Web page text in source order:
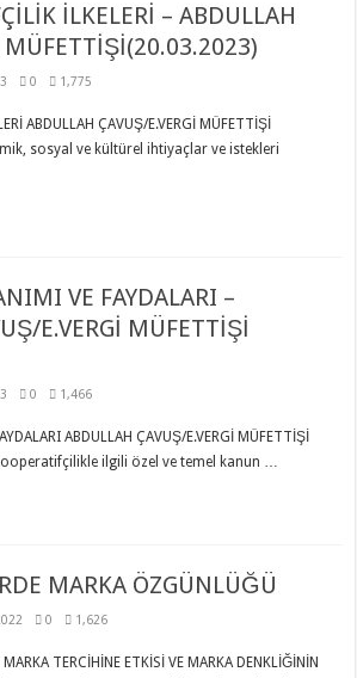
İLKELERİ – ABDULLAH
MÜFETTİŞİ(20.03.2023)
0 1,775
ABDULLAH ÇAVUŞ/E.VERGİ MÜFETTİŞİ
sosyal ve kültürel ihtiyaçlar ve istekleri
VE FAYDALARI –
E.VERGİ MÜFETTİŞİ
0 1,466
ABDULLAH ÇAVUŞ/E.VERGİ MÜFETTİŞİ
ilgili özel ve temel kanun …
MARKA ÖZGÜNLÜĞÜ
0 1,626
TERCİHİNE ETKİSİ VE MARKA DENKLİĞİNİN